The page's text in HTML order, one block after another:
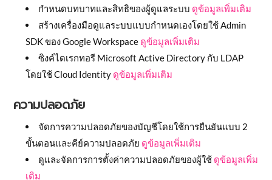
กำหนดบทบาทและสิทธิของผู้ดูแลระบบ ดูข้อมูลเพิ่มเติม
สร้างเครื่องมือดูแลระบบแบบกำหนดเองโดยใช้ Admin
SDK ของ Google Workspace ดูข้อมูลเพิ่มเติม
ซิงค์ไดเรกทอรี Microsoft Active Directory กับ LDAP
โดยใช้ Cloud Identity ดูข้อมูลเพิ่มเติม
ความปลอดภัย
จัดการความปลอดภัยของบัญชีโดยใช้การยืนยันแบบ 2
ขั้นตอนและคีย์ความปลอดภัย ดูข้อมูลเพิ่มเติม
ดูและจัดการการตั้งค่าความปลอดภัยของผู้ใช้ ดูข้อมูลเพิ่ม
เติม